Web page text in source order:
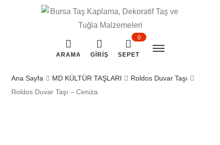
ARAMA GIRIŞ
0
SEPET
Ana Sayfa MD KÜLTÜR TAŞLARI
Roldos Duvar Taşı
Roldos Duvar Taşı – Ceniza